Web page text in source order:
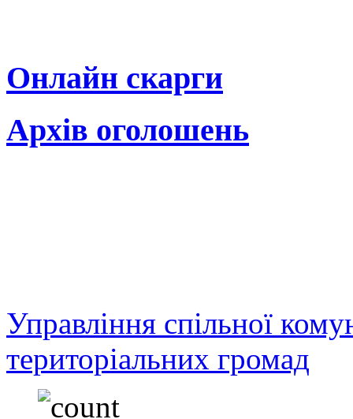
Онлайн скарги
Архів оголошень
Управління спільної
територіальних громад